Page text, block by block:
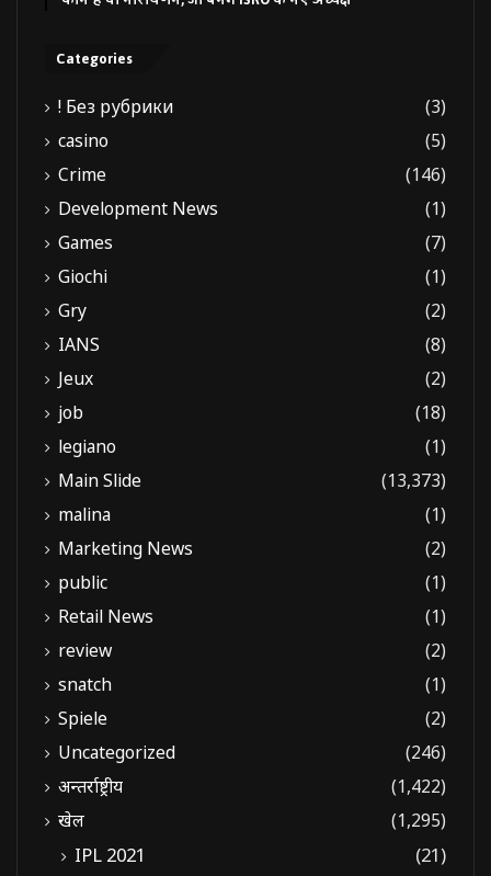
Categories
! Без рубрики
(3)
casino
(5)
Crime
(146)
Development News
(1)
Games
(7)
Giochi
(1)
Gry
(2)
IANS
(8)
Jeux
(2)
job
(18)
legiano
(1)
Main Slide
(13,373)
malina
(1)
Marketing News
(2)
public
(1)
Retail News
(1)
review
(2)
snatch
(1)
Spiele
(2)
Uncategorized
(246)
अन्तर्राष्ट्रीय
(1,422)
खेल
(1,295)
IPL 2021 (21)